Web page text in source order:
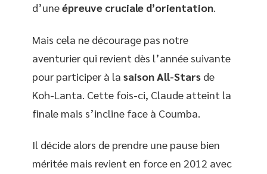
d’uneépreuve cruciale d’orientation.
Mais cela ne décourage pas notre
aventurier qui revient dès l’année suivante
pour participer à la saison All-Stars de
Koh-Lanta. Cette fois-ci, Claude atteint la
finale mais s’incline face à Coumba.
Il décide alors de prendre une pause bien
méritée mais revient en force en 2012 avec